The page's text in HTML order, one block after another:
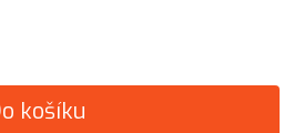
košíku